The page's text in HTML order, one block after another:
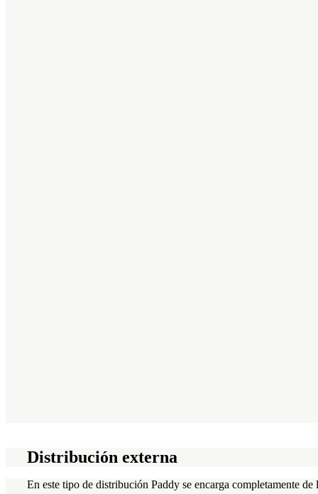
Distribución externa
En este tipo de distribución Paddy se encarga completamente